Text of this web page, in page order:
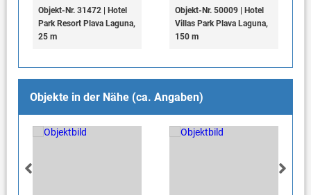
Objekt-Nr. 31472 | Hotel
Park Resort Plava Laguna,
25 m
Objekt-Nr. 50009 | Hotel
Villas Park Plava Laguna,
150 m
Objekte in der Nähe (ca. Angaben)